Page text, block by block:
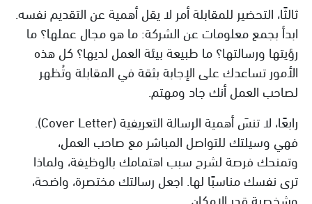
ثالثًا، التحضير للمقابلة أمر لا يقل أهمية عن التقديم نفسه.
ابدأ بجمع معلومات عن الشركة: ما هو مجال عملها؟ ما
رؤيتها ورسالتها؟ ما طبيعة بيئة العمل لديها؟ كل هذه
الأمور تساعدك على الإجابة بثقة في المقابلة وتُظهر
لصاحب العمل أنك جاد ومهتم.
رابعًا، لا تنسَ أهمية الرسالة التعريفية (Cover Letter).
فهي وسيلتك للتواصل المباشر مع صاحب العمل،
وتمنحك فرصة لشرح سبب اهتمامك بالوظيفة، ولماذا
ترى نفسك مناسبًا لها. اجعل رسالتك مختصرة، واضحة،
وشخصية قدر الإمكان.